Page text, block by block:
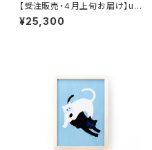
【受注販売・４月上旬お届け】um
ao 複製原画 CAT1 （額装有り、
直筆サイン入り）
¥25,300